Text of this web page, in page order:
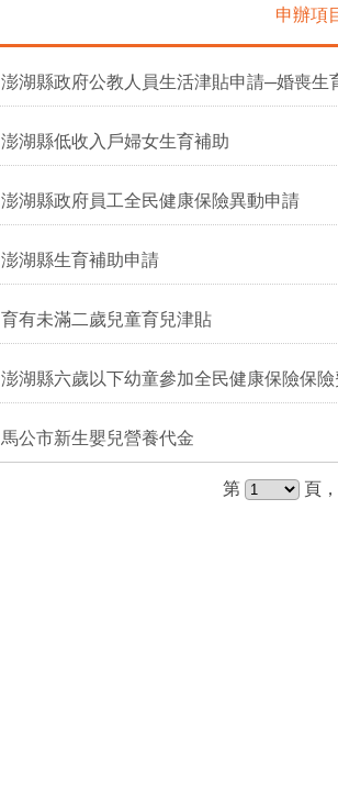
申辦項
澎湖縣政府公教人員生活津貼申請─婚喪生
澎湖縣低收入戶婦女生育補助
澎湖縣政府員工全民健康保險異動申請
澎湖縣生育補助申請
育有未滿二歲兒童育兒津貼
澎湖縣六歲以下幼童參加全民健康保險保
馬公市新生嬰兒營養代金
第 頁